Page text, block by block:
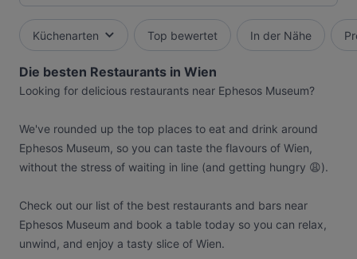
Küchenarten Top bewertet In der Nähe
Die besten Restaurants in Wien
Looking for delicious restaurants near Ephesos Museum?
We've rounded up the top places to eat and drink around
Ephesos Museum, so you can taste the flavours of Wien,
without the stress of waiting in line (and getting hungry 😩).
Check out our list of the best restaurants and bars near
Ephesos Museum and book a table today so you can relax,
unwind, and enjoy a tasty slice of Wien.